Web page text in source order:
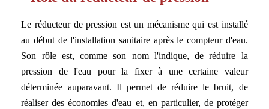
Le réducteur de pression est un mécanisme qui est installé
au début de l'installation sanitaire après le compteur d'eau.
Son rôle est, comme son nom l'indique, de réduire la
pression de l'eau pour la fixer à une certaine valeur
déterminée auparavant. Il permet de réduire le bruit, de
réaliser des économies d'eau et, en particulier, de protéger